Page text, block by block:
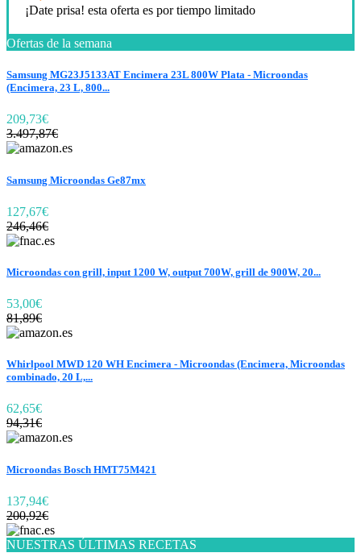
¡Date prisa! esta oferta es por tiempo limitado
Ofertas de la semana
Samsung MG23J5133AT Encimera 23L 800W Plata - Microondas
(Encimera, 23 L, 800...
209,73€
3.497,87€
Samsung Microondas Ge87mx
127,67€
246,46€
Microondas con grill, input 1200 W, output 700W, grill de 900W, 20...
53,00€
81,89€
Whirlpool MWD 120 WH Encimera - Microondas (Encimera, Microondas
combinado, 20 L,...
62,65€
94,31€
Microondas Bosch HMT75M421
137,94€
200,92€
NUESTRAS ÚLTIMAS RECETAS